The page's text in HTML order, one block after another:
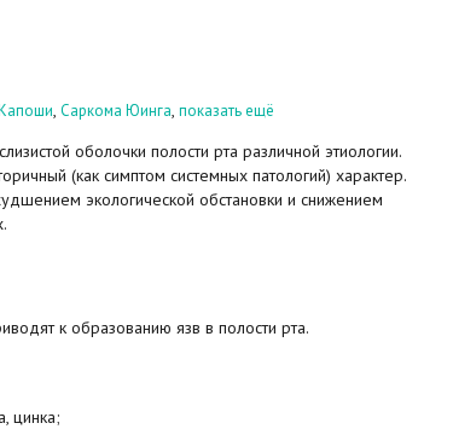
, Саркома Юинга, показать ещё
оболочки полости рта различной этиологии.
(как симптом системных патологий) характер.
экологической обстановки и снижением
к образованию язв в полости рта.
цинка;